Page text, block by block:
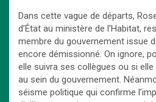
Dans cette vague de départs,
d’État au ministère de l’Habitat,
membre du gouvernement issue
encore démissionné. On ignore,
elle suivra ses collègues ou si
au sein du gouvernement.
séisme politique qui confirme